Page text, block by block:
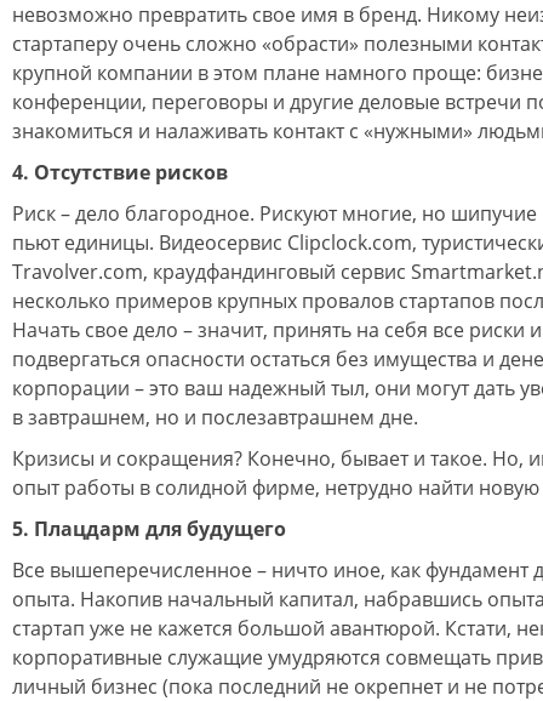
невозможно превратить свое имя в бренд. Никому
стартаперу очень сложно «обрасти» полезными
крупной компании в этом плане намного проще:
конференции, переговоры и другие деловые встречи
знакомиться и налаживать контакт с «нужными»
4. Отсутствие рисков
Риск – дело благородное. Рискуют многие, но шипучие
пьют единицы. Видеосервис Clipclock.com,
Travolver.com, краудфандинговый сервис
несколько примеров крупных провалов стартапов
Начать свое дело – значит, принять на себя все риски
подвергаться опасности остаться без имущества и
корпорации – это ваш надежный тыл, они могут дать
в завтрашнем, но и послезавтрашнем дне.
Кризисы и сокращения? Конечно, бывает и такое. Но,
опыт работы в солидной фирме, нетрудно найти новую
5. Плацдарм для будущего
Все вышеперечисленное – ничто иное, как фундамент
опыта. Накопив начальный капитал, набравшись
стартап уже не кажется большой авантюрой. Кстати,
корпоративные служащие умудряются совмещать
личный бизнес (пока последний не окрепнет и не